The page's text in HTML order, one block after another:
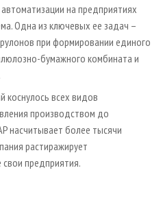
на предприятиях
Одна из ключевых ее задач –
при формировании единого
бумажного комбината и
коснулось всех видов
производством до
насчитывает более тысячи
растиражирует
свои предприятия.